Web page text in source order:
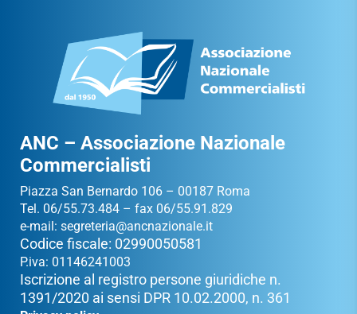
ANC – Associazione Nazionale
Commercialisti
Piazza San Bernardo 106 – 00187 Roma
Tel. 06/55.73.484 – fax 06/55.91.829
e-mail: segreteria@ancnazionale.it
Codice fiscale: 02990050581
P.iva: 01146241003
Iscrizione al registro persone giuridiche n.
1391/2020 ai sensi DPR 10.02.2000, n. 361